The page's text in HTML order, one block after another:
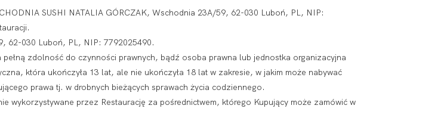
SUSHI NATALIA GÓRCZAK, Wschodnia 23A/59, 62-030 Luboń, PL, NIP:
62-030 Luboń, PL, NIP: 7792025490.
zdolność do czynności prawnych, bądź osoba prawna lub jednostka organizacyjna
która ukończyła 13 lat, ale nie ukończyła 18 lat w zakresie, w jakim może nabywać
prawa tj. w drobnych bieżących sprawach życia codziennego.
wykorzystywane przez Restaurację za pośrednictwem, którego Kupujący może zamówić w